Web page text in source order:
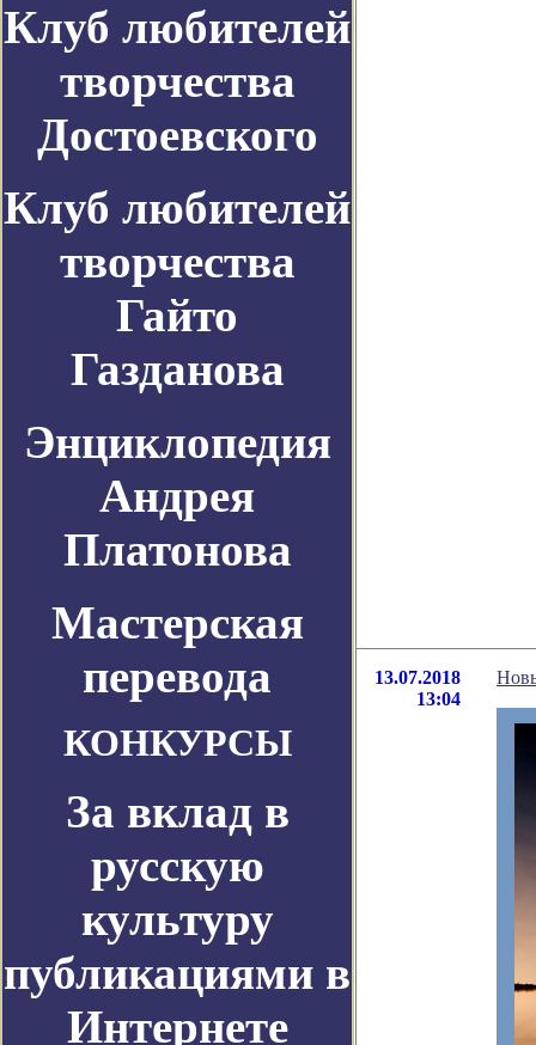
Клуб любителей
творчества
Достоевского
Клуб любителей
творчества
Гайто
Газданова
Энциклопедия
Андрея
Платонова
Мастерская
перевода
КОНКУРСЫ
За вклад в
русскую
культуру
публикациями в
Интернете
13.07.2018
13:04